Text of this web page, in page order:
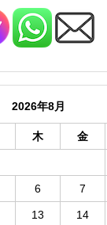
2026年8月
木 金
6 7
13 14